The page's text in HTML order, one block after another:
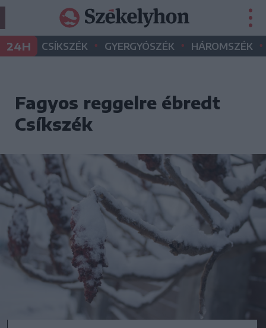
24H CSÍKSZÉK • GYERGYÓSZÉK • HÁROMSZÉK •
Fagyos reggelre ébredt
Csíkszék